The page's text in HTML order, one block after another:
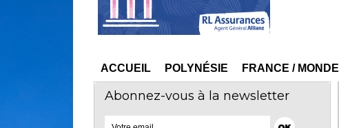
ACCUEIL POLYNÉSIE FRANCE / MONDE
Abonnez-vous à la newsletter